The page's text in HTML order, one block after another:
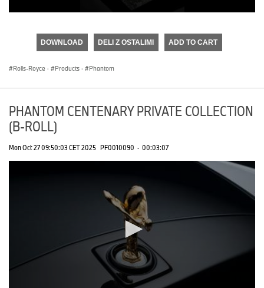
seconds
DOWNLOAD DELI Z OSTALIMI ADD TO CART
Rolls-Royce · Products · Phantom
PHANTOM CENTENARY PRIVATE COLLECTION
(B-ROLL)
Mon Oct 27 09:50:03 CET 2025 PF0010090 · 00:03:07